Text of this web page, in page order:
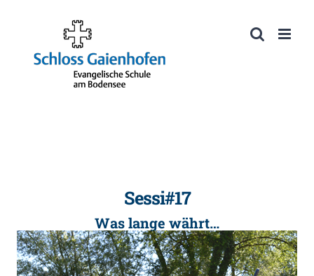
Werkzeugleiste öffnen
springen
Sessi#17
Was lange währt…